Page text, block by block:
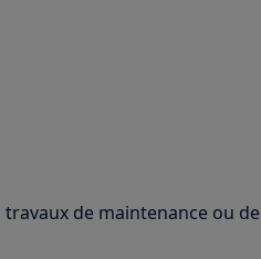
de maintenance ou de